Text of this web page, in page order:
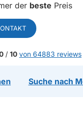
der beste Preis
/ 10 von 64883 reviews
Suche nach